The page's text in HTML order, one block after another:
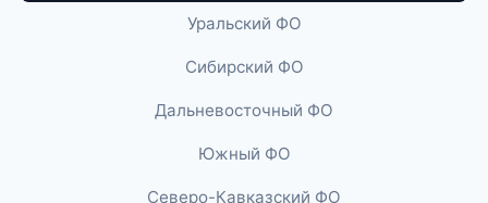
Уральский ФО
Сибирский ФО
Дальневосточный ФО
Южный ФО
Северо-Кавказский ФО